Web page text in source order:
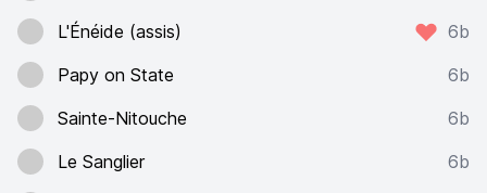
L'Énéide (assis)
6b
Papy on State
6b
Sainte-Nitouche
6b
Le Sanglier
6b